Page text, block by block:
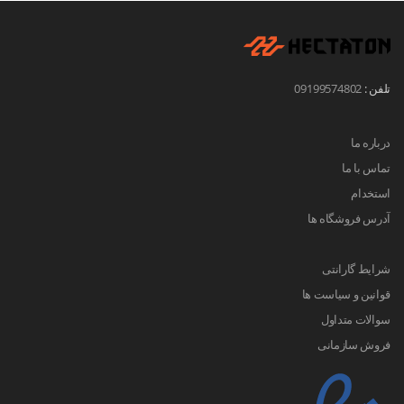
تلفن : 09199574802
درباره ما
تماس با ما
استخدام
آدرس فروشگاه ها
شرایط گارانتی
قوانین و سیاست ها
سوالات متداول
فروش سازمانی